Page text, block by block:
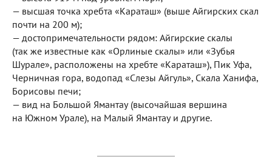
— высшая точка хребта «Караташ» (выше Айгирских скал
почти на 200 м);
— достопримечательности рядом: Айгирские скалы
(так же известные как «Орлиные скалы» или «Зубья
Шурале», расположены на хребте «Караташ»), Пик Уфа,
Черничная гора, водопад «Слезы Айгуль», Скала Ханифа,
Борисовы печи;
— вид на Большой Ямантау (высочайшая вершина
на Южном Урале), на Малый Ямантау и другие.